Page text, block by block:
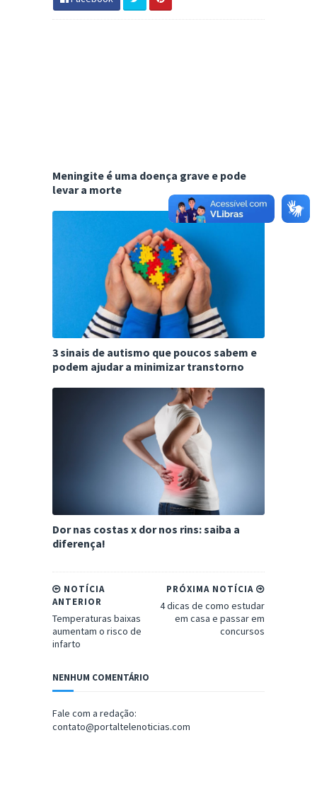
Meningite é uma doença grave e pode
levar a morte
3 sinais de autismo que poucos sabem e
podem ajudar a minimizar transtorno
Dor nas costas x dor nos rins: saiba a
diferença!
PRÓXIMA NOTÍCIA
4 dicas de como estudar
em casa e passar em
concursos
NOTÍCIA
ANTERIOR
Temperaturas baixas
aumentam o risco de
infarto
NENHUM COMENTÁRIO
Fale com a redação:
contato@portaltelenoticias.com